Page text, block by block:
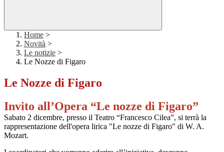
Home >
Novità >
Le notizie >
Le Nozze di Figaro
Le Nozze di Figaro
Invito all’Opera “Le nozze di Figaro”
Sabato 2 dicembre, presso il Teatro “Francesco Cilea”, si terrà la
rappresentazione dell'opera lirica "Le nozze di Figaro" di W. A.
Mozart.